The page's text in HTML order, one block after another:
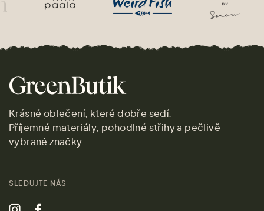
Krásné oblečení, které dobře sedí.
Příjemné materiály, pohodlné střihy a pečlivě
vybrané značky.
SLEDUJTE NÁS